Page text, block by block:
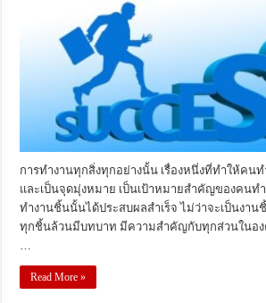
การทำงานทุกสิ่งทุกอย่างนั้น เรื่องหนึ่งที่ทำให้คน
และเป็นจุดมุ่งหมาย เป็นเป้าหมายสำคัญของคนท
ทำงานชิ้นนั้นได้ประสบผลสำเร็จ ไม่ว่าจะเป็นงาน
ทุกชิ้นล้วนมีบทบาท มีความสำคัญกับทุกส่วนในอง
Read More »